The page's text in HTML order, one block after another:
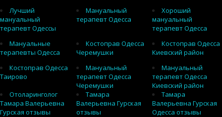
Лучший
мануальный
терапевт Одессы
Мануальный
терапевт Одесса
Хороший
мануальный
терапевт Одесса
Мануальные
терапевты Одесса
Костоправ Одесса
Черемушки
Костоправ Одесса
Киевский район
Костоправ Одесса
Таирово
Мануальный
терапевт Одесса
Черемушки
Мануальный
терапевт Одесса
Киевский район
Отоларинголог
Тамара Валерьевна
Гурская отзывы
Тамара
Валерьевна Гурская
отзывы
Тамара
Валерьевна Гурская
Одесса отзывы